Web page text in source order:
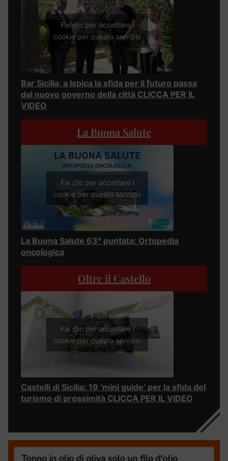
Fai clic per accettare i
cookie per questo servizio
Bar Sicilia, a Ispica la sfida per il futuro passa
dal nuovo governo della città CLICCA PER IL
VIDEO
La Buona Salute
Fai clic per accettare i
cookie per questo servizio
La Buona Salute 63° puntata: Ortopedia
oncologica
Oltre il Castello
Fai clic per accettare i
cookie per questo servizio
Castelli di Sicilia: 19 ‘mini guide’ per la sfida del
turismo di prossimità CLICCA PER IL VIDEO